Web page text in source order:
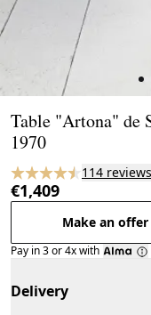
Table "Artona" de
1970
114
€1,409
Make an offer
Pay in 3 or 4x with
Delivery